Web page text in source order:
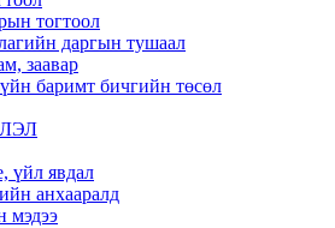
тогтоол
даргын тушаал
заавар
баримт бичгийн төсөл
үйл явдал
анхааралд
мэдээ